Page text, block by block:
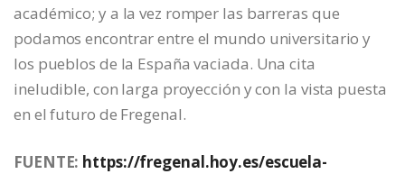
académico; y a la vez romper las barreras que
podamos encontrar entre el mundo universitario y
los pueblos de la España vaciada. Una cita
ineludible, con larga proyección y con la vista puesta
en el futuro de Fregenal.
FUENTE: https://fregenal.hoy.es/escuela-